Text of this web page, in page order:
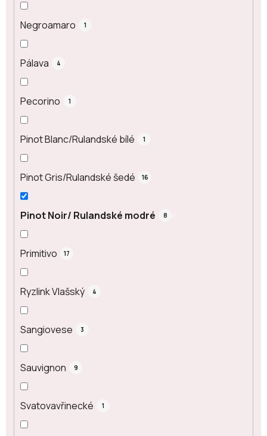
Negroamaro 1
Pálava 4
Pecorino 1
Pinot Blanc/Rulandské bílé 1
Pinot Gris/Rulandské šedé 16
Pinot Noir/ Rulandské modré 8
Primitivo 17
Ryzlink Vlašský 4
Sangiovese 3
Sauvignon 9
Svatovavřinecké 1